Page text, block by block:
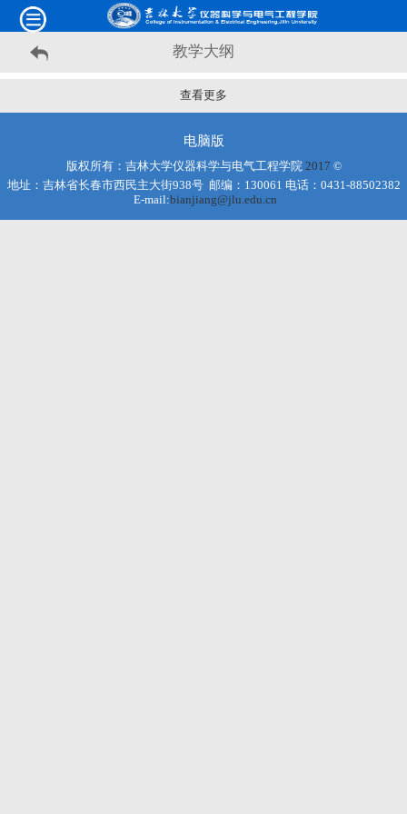
教学大纲
查看更多
电脑版
版权所有：吉林大学仪器科学与电气工程学院 2017 ©
地址：吉林省长春市西民主大街938号 邮编：130061 电话：0431-88502382
E-mail:bianjiang@jlu.edu.cn